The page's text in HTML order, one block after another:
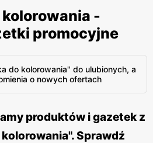
-
promocyjne
do kolorowania" do ulubionych, a
o nowych ofertach
produktów i gazetek z
Sprawdź